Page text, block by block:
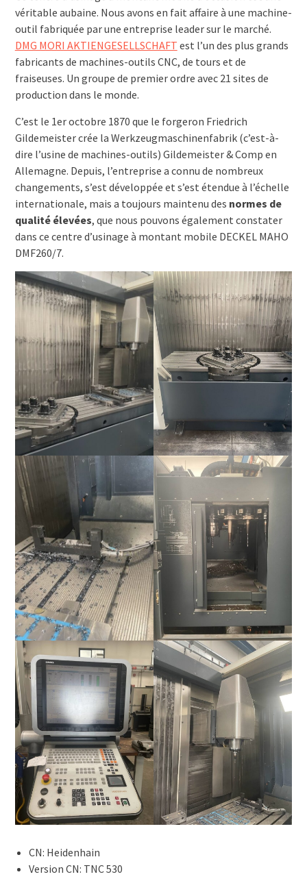
véritable aubaine. Nous avons en fait affaire à une machine-
outil fabriquée par une entreprise leader sur le marché.
DMG MORI AKTIENGESELLSCHAFT est l’un des plus grands
fabricants de machines-outils CNC, de tours et de
fraiseuses. Un groupe de premier ordre avec 21 sites de
production dans le monde.
C’est le 1er octobre 1870 que le forgeron Friedrich
Gildemeister crée la Werkzeugmaschinenfabrik (c’est-à-
dire l’usine de machines-outils) Gildemeister & Comp en
Allemagne. Depuis, l’entreprise a connu de nombreux
changements, s’est développée et s’est étendue à l’échelle
internationale, mais a toujours maintenu des normes de
qualité élevées, que nous pouvons également constater
dans ce centre d’usinage à montant mobile DECKEL MAHO
DMF260/7.
CN: Heidenhain
Version CN: TNC 530